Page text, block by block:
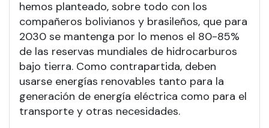
hemos planteado, sobre todo con los
compañeros bolivianos y brasileños, que para
2030 se mantenga por lo menos el 80-85%
de las reservas mundiales de hidrocarburos
bajo tierra. Como contrapartida, deben
usarse energías renovables tanto para la
generación de energía eléctrica como para el
transporte y otras necesidades.